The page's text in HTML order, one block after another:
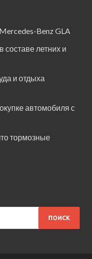
Benz GLA
составе летних и
и отдыха
автомобиля с
тормозные